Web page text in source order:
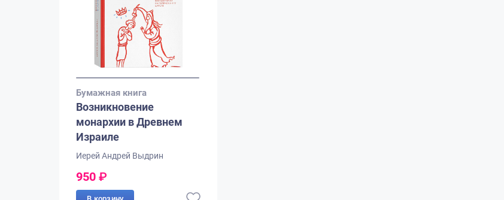
Бумажная книга
Возникновение
монархии в Древнем
Израиле
Иерей Андрей Выдрин
950 ₽